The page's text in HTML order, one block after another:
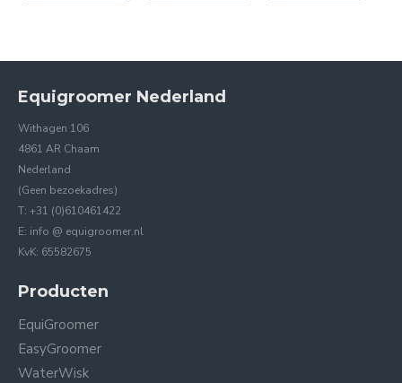
Equigroomer Nederland
Withagen 106
4861 AR Chaam
Nederland
(Geen bezoekadres)
T: +31 (0)610461422
E: info @ equigroomer.nl
KvK: 65582675
Producten
EquiGroomer
EasyGroomer
WaterWisk